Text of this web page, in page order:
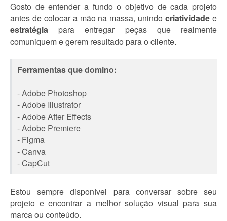
Gosto de entender a fundo o objetivo de cada projeto
antes de colocar a mão na massa, unindocriatividade e
estratégia para entregar peças que realmente
comuniquem e gerem resultado para o cliente.
Ferramentas que domino:
- Adobe Photoshop
- Adobe Illustrator
- Adobe After Effects
- Adobe Premiere
- Figma
- Canva
- CapCut
Estou sempre disponível para conversar sobre seu
projeto e encontrar a melhor solução visual para sua
marca ou conteúdo.